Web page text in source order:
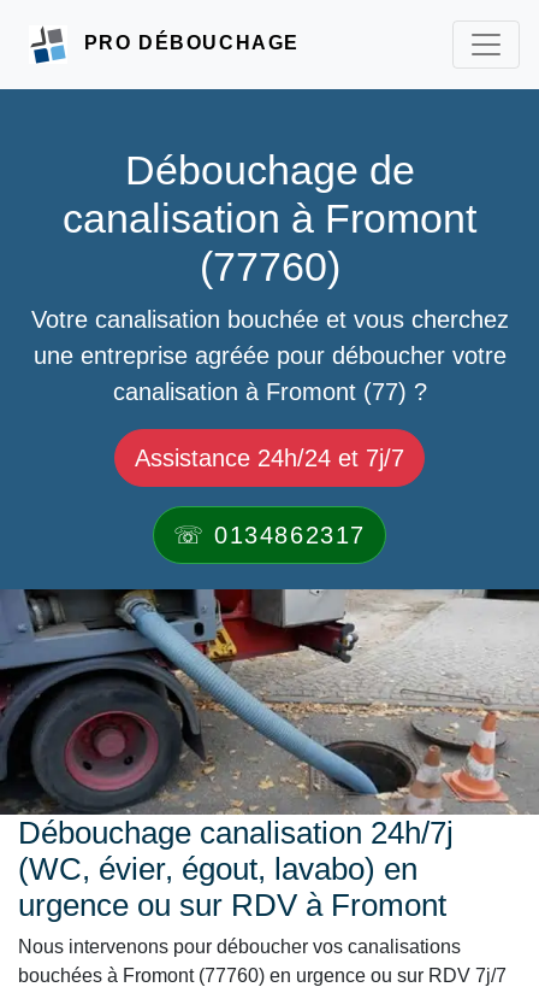
PRO DÉBOUCHAGE
Débouchage de
canalisation à Fromont
(77760)
Votre canalisation bouchée et vous cherchez
une entreprise agréée pour déboucher votre
canalisation à Fromont (77) ?
Assistance 24h/24 et 7j/7
☏ 0134862317
Débouchage canalisation 24h/7j
(WC, évier, égout, lavabo) en
urgence ou sur RDV à Fromont
Nous intervenons pour déboucher vos canalisations
bouchées à Fromont (77760) en urgence ou sur RDV 7j/7